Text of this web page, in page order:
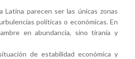
Latina parecen ser las únicas zonas
políticas o económicas. En
en abundancia, sino tiranía y
de estabilidad económica y